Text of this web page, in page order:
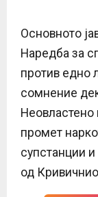
N
U
Основното
Наредба за
против едно
сомнение
промет
супстанции
од